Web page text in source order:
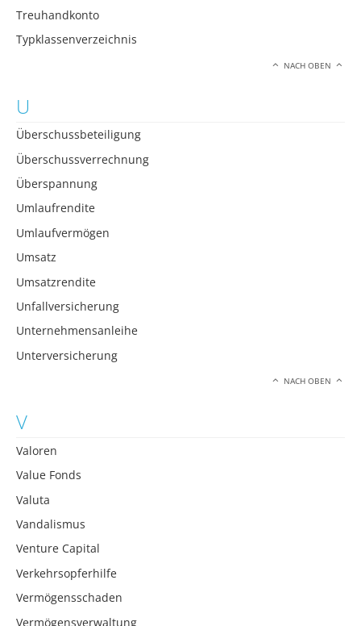
Treuhandkonto
Typklassenverzeichnis
NACH OBEN
U
Überschussbeteiligung
Überschussverrechnung
Überspannung
Umlaufrendite
Umlaufvermögen
Umsatz
Umsatzrendite
Unfallversicherung
Unternehmensanleihe
Unterversicherung
NACH OBEN
V
Valoren
Value Fonds
Valuta
Vandalismus
Venture Capital
Verkehrsopferhilfe
Vermögensschaden
Vermögensverwaltung